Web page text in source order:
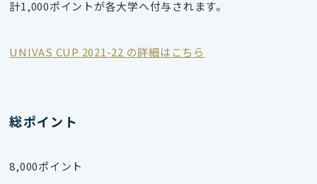
計1,000ポイントが各大学へ付与されます。
UNIVAS CUP 2021-22 の詳細はこちら
総ポイント
8,000ポイント